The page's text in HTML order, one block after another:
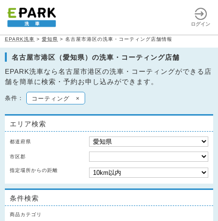
ログイン
EPARK洗車 > 愛知県 > 名古屋市港区の洗車・コーティング店舗情報
名古屋市港区（愛知県）の洗車・コーティング店舗
EPARK洗車なら名古屋市港区の洗車・コーティングができる店
舗を簡単に検索・予約お申し込みができます。
条件： コーティング ×
エリア検索
都道府県
市区郡
指定場所からの距離
条件検索
商品カテゴリ